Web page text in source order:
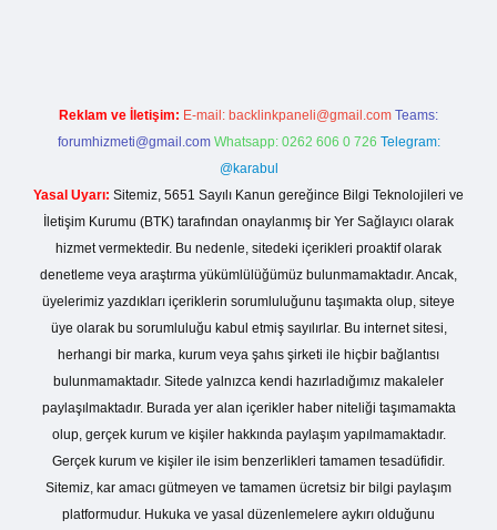
Reklam ve İletişim: E-mail: backlinkpaneli@gmail.com Teams:
forumhizmeti@gmail.com Whatsapp: 0262 606 0 726 Telegram:
@karabul
Yasal Uyarı: Sitemiz, 5651 Sayılı Kanun gereğince Bilgi Teknolojileri ve
İletişim Kurumu (BTK) tarafından onaylanmış bir Yer Sağlayıcı olarak
hizmet vermektedir. Bu nedenle, sitedeki içerikleri proaktif olarak
denetleme veya araştırma yükümlülüğümüz bulunmamaktadır. Ancak,
üyelerimiz yazdıkları içeriklerin sorumluluğunu taşımakta olup, siteye
üye olarak bu sorumluluğu kabul etmiş sayılırlar. Bu internet sitesi,
herhangi bir marka, kurum veya şahıs şirketi ile hiçbir bağlantısı
bulunmamaktadır. Sitede yalnızca kendi hazırladığımız makaleler
paylaşılmaktadır. Burada yer alan içerikler haber niteliği taşımamakta
olup, gerçek kurum ve kişiler hakkında paylaşım yapılmamaktadır.
Gerçek kurum ve kişiler ile isim benzerlikleri tamamen tesadüfidir.
Sitemiz, kar amacı gütmeyen ve tamamen ücretsiz bir bilgi paylaşım
platformudur. Hukuka ve yasal düzenlemelere aykırı olduğunu